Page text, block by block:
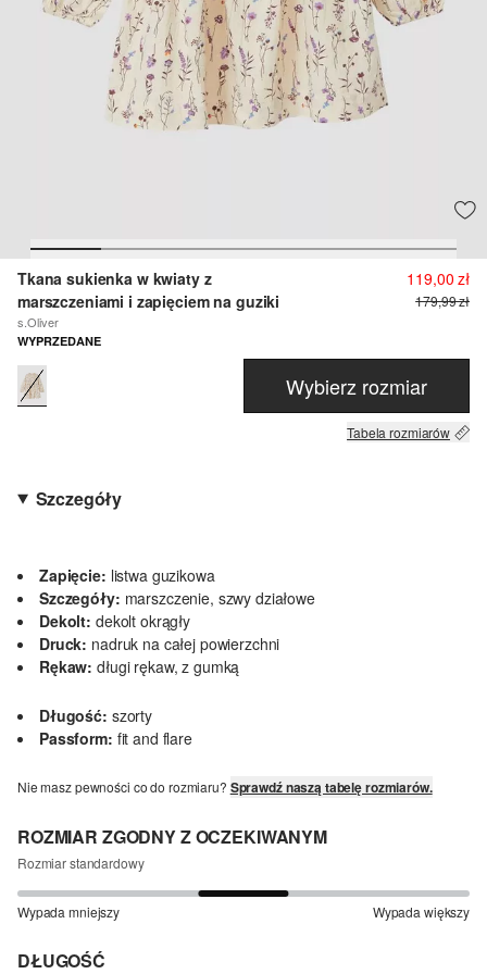
Tkana sukienka w kwiaty z
marszczeniami i zapięciem na guziki
s.Oliver
119,00 zł
179,99 zł
WYPRZEDANE
Wybierz rozmiar
Tabela rozmiarów
Szczegóły
Zapięcie: listwa guzikowa
Szczegóły: marszczenie, szwy działowe
Dekolt: dekolt okrągły
Druck: nadruk na całej powierzchni
Rękaw: długi rękaw, z gumką
Długość: szorty
Passform: fit and flare
Nie masz pewności co do rozmiaru? Sprawdź naszą tabelę rozmiarów.
ROZMIAR ZGODNY Z OCZEKIWANYM
Rozmiar standardowy
Wypada mniejszy Wypada większy
DŁUGOŚĆ